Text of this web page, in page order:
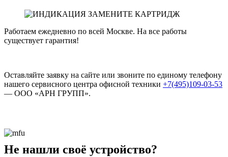
Работаем ежедневно по всей Москве. На все работы
существует гарантия!
Оставляйте заявку на сайте или звоните по единому телефону
нашего сервисного центра офисной техники +7(495)109-03-53
— ООО «АРН ГРУПП».
Не нашли своё устройство?